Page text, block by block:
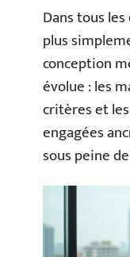
Dans tous
plus
conception
évolue : les
critères et
engagées
sous peine